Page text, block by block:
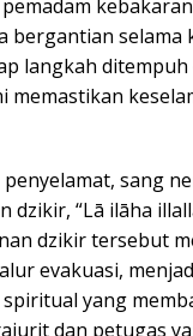
bergantian selama
langkah
memastikan
sang
dzikir, “Lā ilāha
dzikir tersebut
evakuasi,
yang
dan petugas